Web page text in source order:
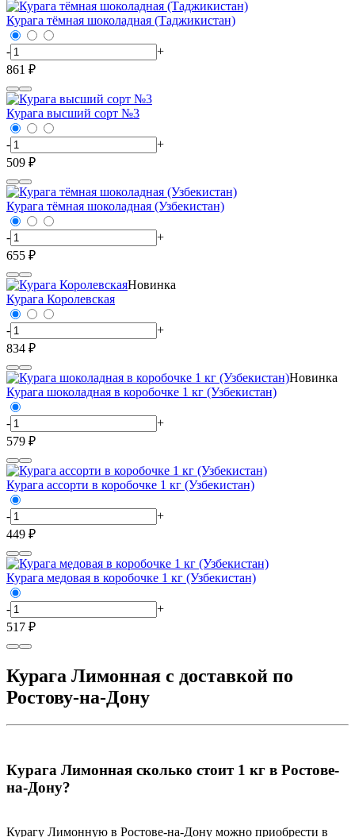
Курага тёмная шоколадная (Таджикистан)
-
+
861 ₽
Курага высший сорт №3
-
+
509 ₽
Курага тёмная шоколадная (Узбекистан)
-
+
655 ₽
Новинка
Курага Королевская
-
+
834 ₽
Новинка
Курага шоколадная в коробочке 1 кг (Узбекистан)
-
+
579 ₽
Курага ассорти в коробочке 1 кг (Узбекистан)
-
+
449 ₽
Курага медовая в коробочке 1 кг (Узбекистан)
-
+
517 ₽
Курага Лимонная с доставкой по
Ростову-на-Дону
Курага Лимонная сколько стоит 1 кг в Ростове-
на-Дону?
Курагу Лимонную в Ростове-на-Дону можно приобрести в